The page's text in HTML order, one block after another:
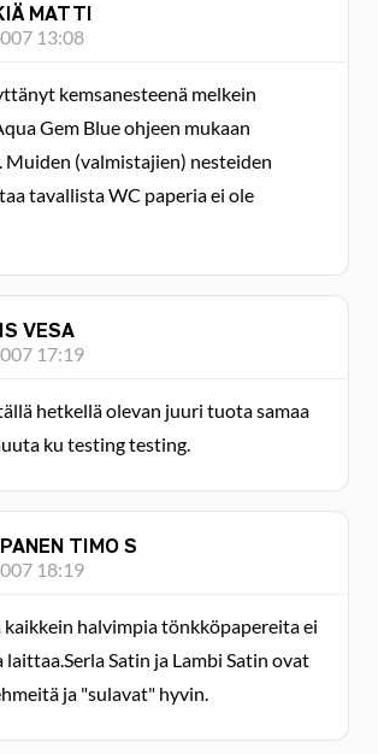
MATTI
13:08
kemsanesteenä melkein
Gem Blue ohjeen mukaan
(valmistajien) nesteiden
tavallista WC paperia ei ole
VESA
17:19
hetkellä olevan juuri tuota samaa
ku testing testing.
TIMO S
18:19
halvimpia tönkköpapereita ei
laittaa.Serla Satin ja Lambi Satin ovat
ja "sulavat" hyvin.